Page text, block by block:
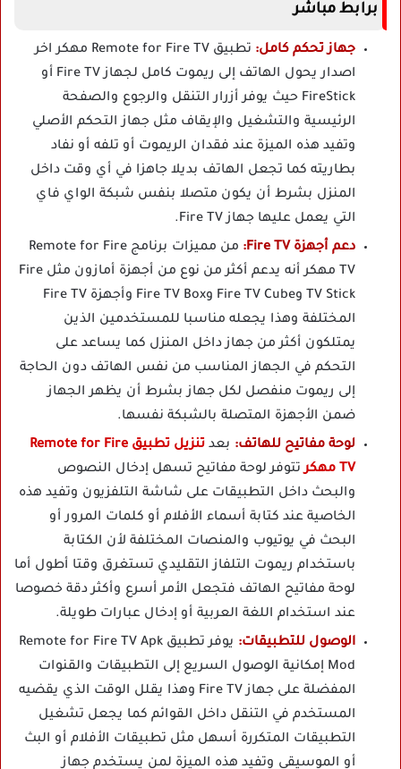
برابط مباشر
جهاز تحكم كامل:
تطبيق Remote for Fire TV مهكر اخر
اصدار يحول الهاتف إلى ريموت كامل لجهاز Fire TV أو
FireStick حيث يوفر أزرار التنقل والرجوع والصفحة
الرئيسية والتشغيل والإيقاف مثل جهاز التحكم الأصلي
وتفيد هذه الميزة عند فقدان الريموت أو تلفه أو نفاد
بطاريته كما تجعل الهاتف بديلا جاهزا في أي وقت داخل
المنزل بشرط أن يكون متصلا بنفس شبكة الواي فاي
التي يعمل عليها جهاز Fire TV.
دعم أجهزة Fire TV:
من مميزات برنامج Remote for Fire
TV مهكر أنه يدعم أكثر من نوع من أجهزة أمازون مثل Fire
TV Stick وFire TV Cube وFire TV Box وأجهزة Fire TV
المختلفة وهذا يجعله مناسبا للمستخدمين الذين
يمتلكون أكثر من جهاز داخل المنزل كما يساعد على
التحكم في الجهاز المناسب من نفس الهاتف دون الحاجة
إلى ريموت منفصل لكل جهاز بشرط أن يظهر الجهاز
ضمن الأجهزة المتصلة بالشبكة نفسها.
لوحة مفاتيح للهاتف: بعد
تنزيل تطبيق Remote for Fire
TV مهكر
تتوفر لوحة مفاتيح تسهل إدخال النصوص
والبحث داخل التطبيقات على شاشة التلفزيون وتفيد هذه
الخاصية عند كتابة أسماء الأفلام أو كلمات المرور أو
البحث في يوتيوب والمنصات المختلفة لأن الكتابة
باستخدام ريموت التلفاز التقليدي تستغرق وقتا أطول أما
لوحة مفاتيح الهاتف فتجعل الأمر أسرع وأكثر دقة خصوصا
عند استخدام اللغة العربية أو إدخال عبارات طويلة.
الوصول للتطبيقات:
يوفر تطبيق Remote for Fire TV Apk
Mod إمكانية الوصول السريع إلى التطبيقات والقنوات
المفضلة على جهاز Fire TV وهذا يقلل الوقت الذي يقضيه
المستخدم في التنقل داخل القوائم كما يجعل تشغيل
التطبيقات المتكررة أسهل مثل تطبيقات الأفلام أو البث
أو الموسيقى وتفيد هذه الميزة لمن يستخدم جهاز